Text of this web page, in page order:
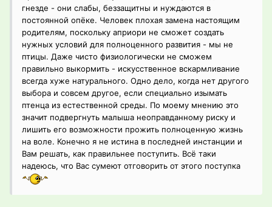
гнезде - они слабы, беззащитны и нуждаются в
постоянной опёке. Человек плохая замена настоящим
родителям, поскольку априори не сможет создать
нужных условий для полноценного развития - мы не
птицы. Даже чисто физиологически не сможем
правильно выкормить - искусственное вскармливание
всегда хуже натурального. Одно дело, когда нет другого
выбора и совсем другое, если специально изымать
птенца из естественной среды. По моему мнению это
значит подвергнуть малыша неоправданному риску и
лишить его возможности прожить полноценную жизнь
на воле. Конечно я не истина в последней инстанции и
Вам решать, как правильнее поступить. Всё таки
надеюсь, что Вас сумеют отговорить от этого поступка